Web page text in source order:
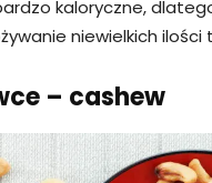
kaloryczne,
niewielkich ilości
– cashew